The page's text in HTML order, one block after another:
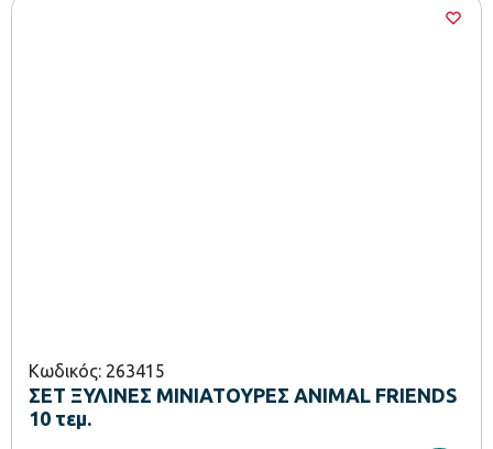
Κωδικός: 263415
ΣΕΤ ΞΥΛΙΝΕΣ ΜΙΝΙΑΤΟΥΡΕΣ ANIMAL FRIENDS
10 τεμ.